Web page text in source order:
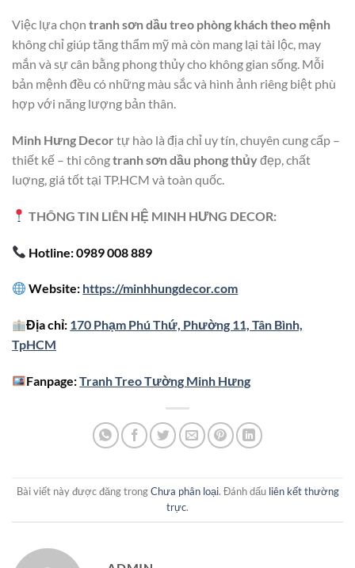
Việc lựa chọn tranh sơn dầu treo phòng khách theo mệnh
không chỉ giúp tăng thẩm mỹ mà còn mang lại tài lộc, may
mắn và sự cân bằng phong thủy cho không gian sống. Mỗi
bản mệnh đều có những màu sắc và hình ảnh riêng biệt phù
hợp với năng lượng bản thân.
Minh Hưng Decor tự hào là địa chỉ uy tín, chuyên cung cấp –
thiết kế – thi côngtranh sơn dầu phong thủyđẹp, chất
luợng, giá tốt tại TP.HCM và toàn quốc.
THÔNG TIN LIÊN HỆ MINH HƯNG DECOR:
Hotline: 0989 008 889
Website: https://minhhungdecor.com
Địa chỉ: 170 Phạm Phú Thứ, Phường 11, Tân Bình,
TpHCM
Fanpage:Tranh Treo Tường Minh Hưng
Bài viết này được đăng trongChưa phân loại. Đánh dấu liên kết thường
trực.